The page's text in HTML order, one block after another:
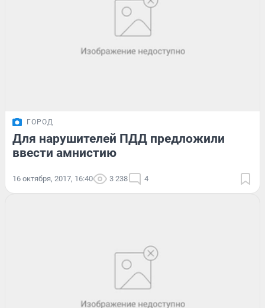
ГОРОД
Для нарушителей ПДД предложили
ввести амнистию
16 октября, 2017, 16:40 3 238 4